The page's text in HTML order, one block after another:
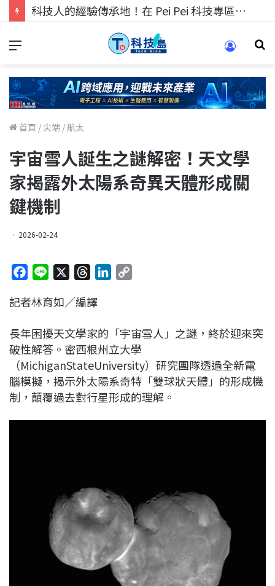
科技人的經驗傳承地！在 Pei Pei 科技專區，與學弟妹交流最硬核的技術
首頁 /尖端 /航太
宇宙雪人誕生之謎解密！天文學
家揭露外太陽系奇異天體形成關
鍵機制
2026-02-24
c
b
o
o
k
n
r
a
d
s
e
d
I
n
L
i
n
k
記者林育如／編譯
長年困擾天文學家的「宇宙雪人」之謎，終於迎來突
破性解答。密西根州立大學
（MichiganStateUniversity）研究團隊透過全新電
腦模擬，揭示外太陽系奇特「雙球狀天體」的形成機
制，顛覆過去對行星形成的理解。